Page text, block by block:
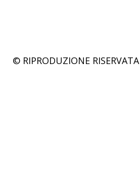
© RIPRODUZIONE RISERVATA